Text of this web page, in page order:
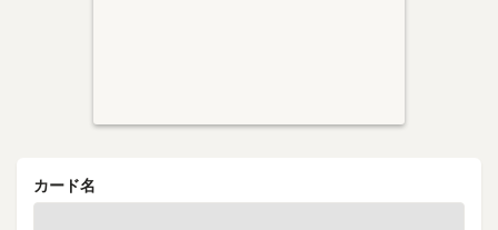
カード名